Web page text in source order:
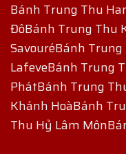
Bánh Trung Thu
ĐôBánh Trung Thu
SavouréBánh
LafeveBánh Trung
PhátBánh Trung
Khánh HoàBánh
Thu Hỷ Lâm Môn